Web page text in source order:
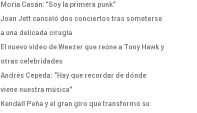
Moria Casán: “Soy la primera punk”
Joan Jett canceló dos conciertos tras someterse
a una delicada cirugía
El nuevo video de Weezer que reúne a Tony Hawk y
otras celebridades
Andrés Cepeda: “Hay que recordar de dónde
viene nuestra música”
Kendall Peña y el gran giro que transformó su